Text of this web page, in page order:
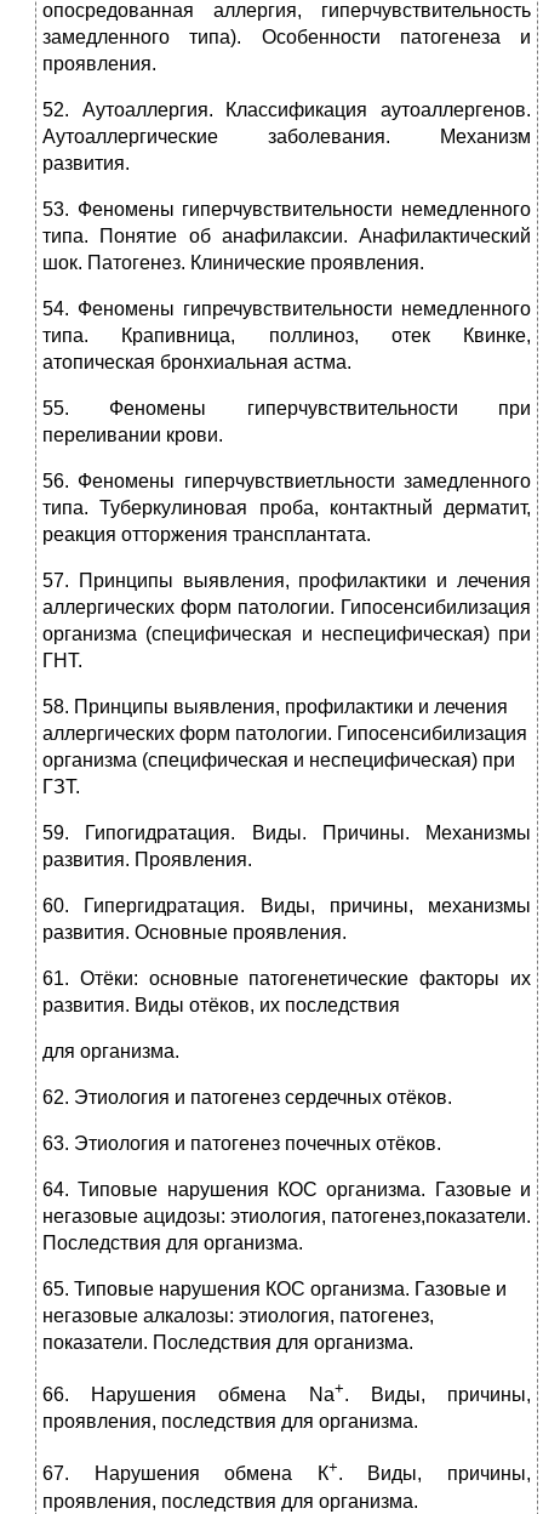
опосредованная аллергия, гиперчувствительность
замедленного типа). Особенности патогенеза и
проявления.
52. Аутоаллергия. Классификация аутоаллергенов.
Аутоаллергические заболевания. Механизм
развития.
53. Феномены гиперчувствительности немедленного
типа. Понятие об анафилаксии. Анафилактический
шок. Патогенез. Клинические проявления.
54. Феномены гипречувствительности немедленного
типа. Крапивница, поллиноз, отек Квинке,
атопическая бронхиальная астма.
55. Феномены гиперчувствительности при
переливании крови.
56. Феномены гиперчувствиетльности замедленного
типа. Туберкулиновая проба, контактный дерматит,
реакция отторжения трансплантата.
57. Принципы выявления, профилактики и лечения
аллергических форм патологии. Гипосенсибилизация
организма (специфическая и неспецифическая) при
ГНТ.
58. Принципы выявления, профилактики и лечения
аллергических форм патологии. Гипосенсибилизация
организма (специфическая и неспецифическая) при
ГЗТ.
59. Гипогидратация. Виды. Причины. Механизмы
развития. Проявления.
60. Гипергидратация. Виды, причины, механизмы
развития. Основные проявления.
61. Отёки: основные патогенетические факторы их
развития. Виды отёков, их последствия
для организма.
62. Этиология и патогенез сердечных отёков.
63. Этиология и патогенез почечных отёков.
64. Типовые нарушения КОС организма. Газовые и
негазовые ацидозы: этиология, патогенез,показатели.
Последствия для организма.
65. Типовые нарушения КОС организма. Газовые и
негазовые алкалозы: этиология, патогенез,
показатели. Последствия для организма.
66. Нарушения обмена Nа+. Виды, причины,
проявления, последствия для организма.
67. Нарушения обмена К+. Виды, причины,
проявления, последствия для организма.